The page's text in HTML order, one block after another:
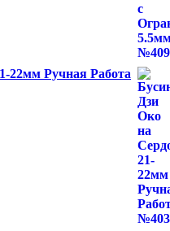
22мм Ручная Работа